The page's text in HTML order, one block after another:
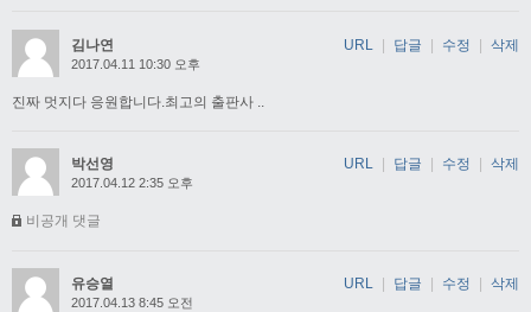
김나연
2017.04.11 10:30 오후
진짜 멋지다 응원합니다.최고의 출판사 ..
URL | 답글 | 수정 | 삭제
박선영
2017.04.12 2:35 오후
비공개 댓글
URL 답글 수정 삭제
유승열
2017.04.13 8:45 오전
URL 답글 수정 삭제